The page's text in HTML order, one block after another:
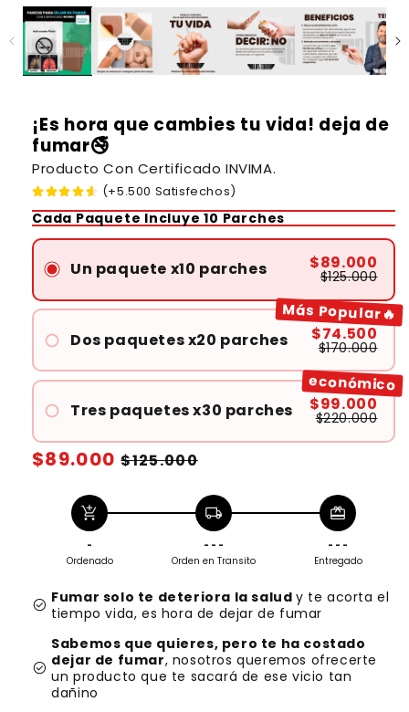
¡Es hora que cambies tu vida! deja de
fumar🚭
Producto Con Certificado INVIMA.
(+5.500 Satisfechos)
Cada Paquete Incluye 10 Parches
Un paquete x10 parches $89.000
$125.000
Más Popular🔥
Dos paquetes x20 parches $74.500
$170.000
económico
Tres paquetes x30 parches $99.000
$220.000
Precio
$89.000 Precio
oferta
$125.000
add_shopping_cart
-
Ordenado
local_shipping
- - -
Orden en Transito
redeem
- - -
Entregado
check_circle Fumar solo te deteriora la salud y te acorta el
tiempo vida, es hora de dejar de fumar
check_circle
Sabemos que quieres, pero te ha costado
dejar de fumar, nosotros queremos ofrecerte
un producto que te sacará de ese vicio tan
dañino